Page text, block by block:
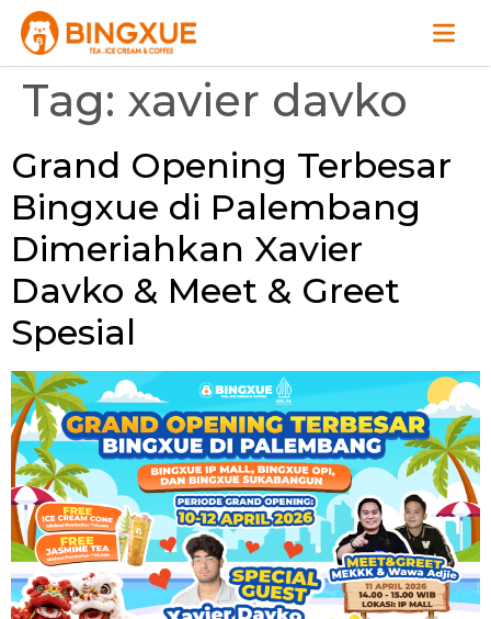
Tag: xavier davko
Grand Opening Terbesar
Bingxue di Palembang
Dimeriahkan Xavier
Davko & Meet & Greet
Spesial